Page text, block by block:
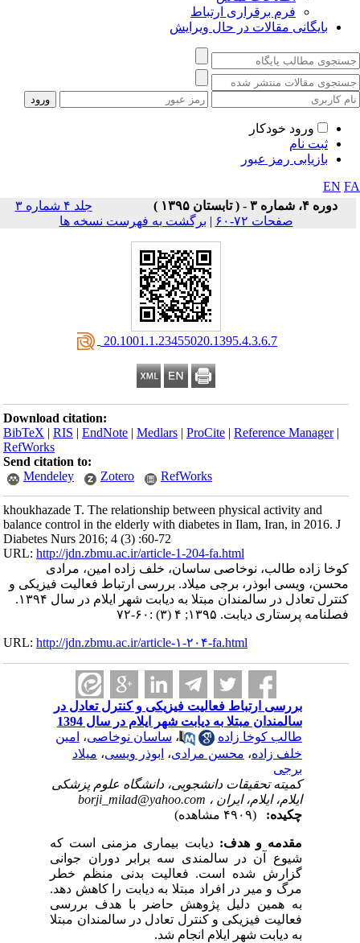
فرم برقراری ارتباط
بایگانی مقالات در حال ویرایش
ورود خودکار
ثبت نام
بازیابی رمز عبور
EN
دوره ۴، شماره ۳ - ( تابستان ۱۳۹۵ )
جلد ۴ شماره ۳
صفحات ۷۲-۶۰
| برگشت به فهرست نسخه ها
‎ 20.1001.1.23455020.1395.4.3.6.7
Download citation:
BibTeX |RIS |EndNote |Medlars |ProCite |Reference Manager
RefWorks
Send citation to:
Mendeley
Zotero RefWorks
khoukhazade T. The relationship between physical activity and
balance control in the elderly with diabetes in Ilam, Iran, in 2016. J
Diabetes Nurs 2016; 4 (3) :60-72
URL:http://jdn.zbmu.ac.ir/article-1-204-fa.html
کوخا زاده طالب، نوخاصی ساسان، خلف زاده امین، مرادی
محسن، ویسی ابوذر، برجی میلاد. بررسی ارتباط فعالیت فیزیکی و
کنترل تعادل در سالمندان مبتلا به دیابت شهر ایلام در سال ۱۳۹۴.
فصلنامه پرستاری دیابت. ۱۳۹۵; ۴ (۳) :۶۰-۷۲
URL:http://jdn.zbmu.ac.ir/article-۱-۲۰۴-fa.html
بررسی ارتباط فعالیت فیزیکی و کنترل تعادل در
سالمندان مبتلا به دیابت شهر ایلام در سال 1394
طالب کوخا زاده
،ساسان نوخاصی،امین
خلف زاده،محسن مرادی،ابوذر ویسی،میلاد
برجی
کمیته تحقیقات دانشجویی، دانشگاه علوم پزشکی
ایلام، ایلام، ایران ، borji_milad@yahoo.com
چکیده:
مقدمه و هدف:دیابت بیماری مزمنی است که
شیوع آن در سالمندی سه برابر دوران جوانی
گزارش شده است. فعالیت بدنی منظم خطر
مرگ و میر در افراد مبتلا به دیابت را کاهش دهد.
به همین دلیل پژوهش حاضر با هدف بررسی
فعالیت فیزیکی و کنترل تعادل در سالمندان مبتلا
به دیابت شهر ایلام انجام شد.